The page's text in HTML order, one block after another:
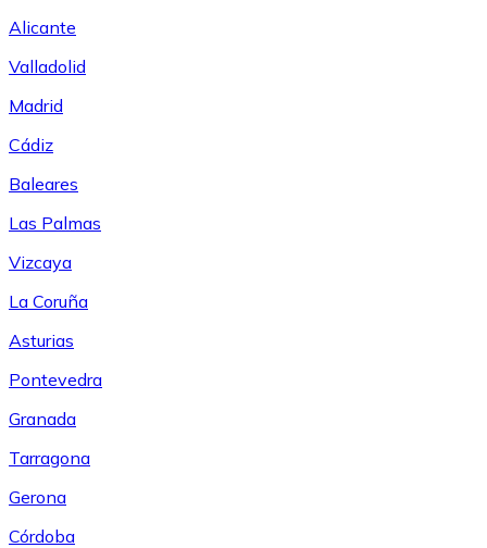
Alicante
Valladolid
Madrid
Cádiz
Baleares
Las Palmas
Vizcaya
La Coruña
Asturias
Pontevedra
Granada
Tarragona
Gerona
Córdoba